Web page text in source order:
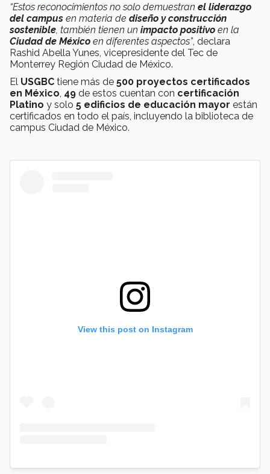
“Estos reconocimientos no solo demuestran el liderazgo
del campus en materia de diseño y construcción
sostenible , también tienen un impacto positivo en la
Ciudad de México en diferentes aspectos”, declara
Rashid Abella Yunes, vicepresidente del Tec de
Monterrey Región Ciudad de México.
El USGBC tiene más de 500 proyectos certificados
en México 49 de estos cuentan con certificación
Platino y solo 5 edificios de educación mayor están
certificados en todo el país, incluyendo la biblioteca de
campus Ciudad de México.
View this post on Instagram